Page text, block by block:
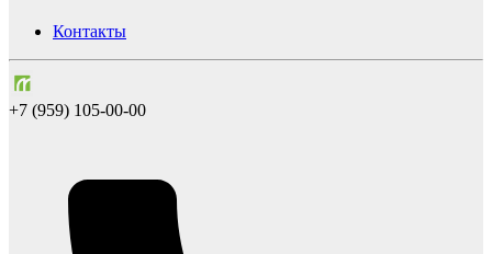
Контакты
+7 (959) 105-00-00